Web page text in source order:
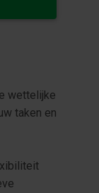
wettelijke
taken en